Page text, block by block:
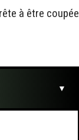
à être coupée